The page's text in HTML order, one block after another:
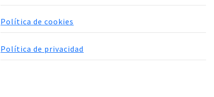
Política de cookies
Política de privacidad